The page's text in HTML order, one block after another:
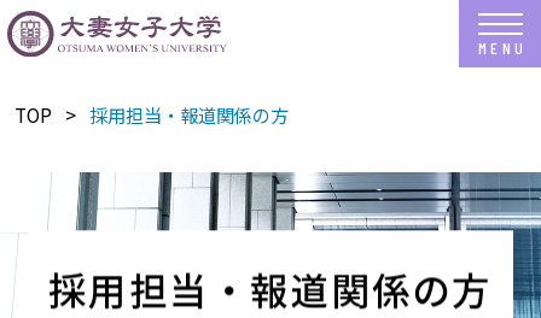
TOP 採用担当・報道関係の方
採用担当・報道関係の方